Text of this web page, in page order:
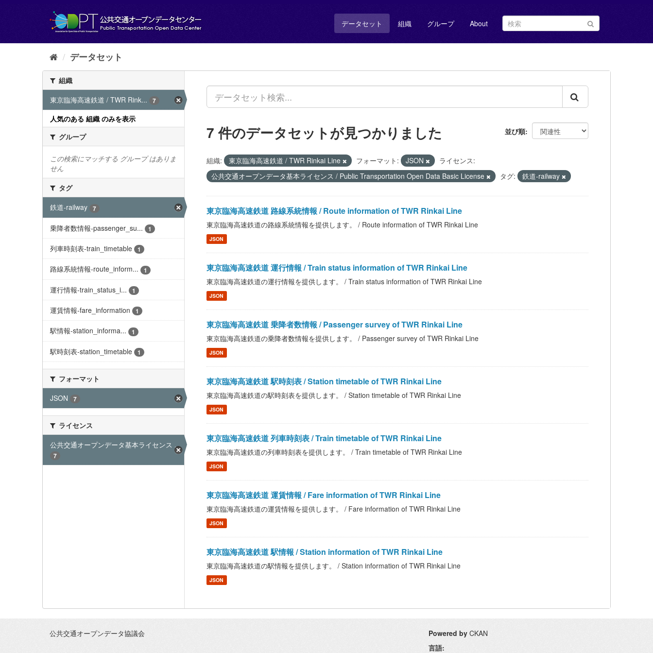
し
データセット 組織 グループ About
データセット
組織
東京臨海高速鉄道 / TWR Rink...
7
人気のある 組織 のみを表示
グループ
この検索にマッチする グループ はありま
せん
タグ
鉄道-railway
7
乗降者数情報-passenger_su... 1
列車時刻表-train_timetable 1
路線系統情報-route_inform... 1
運行情報-train_status_i... 1
運賃情報-fare_information 1
駅情報-station_informa... 1
駅時刻表-station_timetable 1
フォーマット
JSON
7
ライセンス
公共交通オープンデータ基本ライセンス ...
7
並び順
7 件のデータセットが見つかりました
組織: 東京臨海高速鉄道 / TWR Rinkai Line フォーマット: JSON
ライセンス:
公共交通オープンデータ基本ライセンス / Public Transportation Open Data Basic License
タグ: 鉄道-railway
東京臨海高速鉄道 路線系統情報 / Route information of TWR Rinkai Line
東京臨海高速鉄道の路線系統情報を提供します。 / Route information of TWR Rinkai Line
JSON
東京臨海高速鉄道 運行情報 / Train status information of TWR Rinkai Line
東京臨海高速鉄道の運行情報を提供します。 / Train status information of TWR Rinkai Line
JSON
東京臨海高速鉄道 乗降者数情報 / Passenger survey of TWR Rinkai Line
東京臨海高速鉄道の乗降者数情報を提供します。 / Passenger survey of TWR Rinkai Line
JSON
東京臨海高速鉄道 駅時刻表 / Station timetable of TWR Rinkai Line
東京臨海高速鉄道の駅時刻表を提供します。 / Station timetable of TWR Rinkai Line
JSON
東京臨海高速鉄道 列車時刻表 / Train timetable of TWR Rinkai Line
東京臨海高速鉄道の列車時刻表を提供します。 / Train timetable of TWR Rinkai Line
JSON
東京臨海高速鉄道 運賃情報 / Fare information of TWR Rinkai Line
東京臨海高速鉄道の運賃情報を提供します。 / Fare information of TWR Rinkai Line
JSON
東京臨海高速鉄道 駅情報 / Station information of TWR Rinkai Line
東京臨海高速鉄道の駅情報を提供します。 / Station information of TWR Rinkai Line
JSON
公共交通オープンデータ協議会 Powered by CKAN
言語